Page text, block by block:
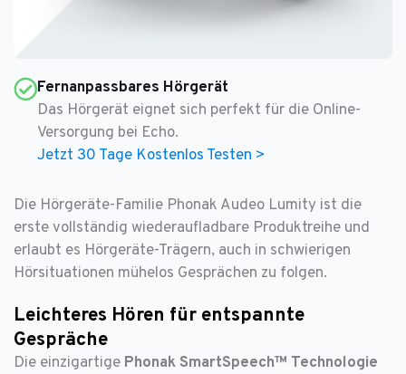
Die Hörgeräte-Familie Phonak Audeo Lumity ist die
erste vollständig wiederaufladbare Produktreihe und
erlaubt es Hörgeräte-Trägern, auch in schwierigen
Hörsituationen mühelos Gesprächen zu folgen.
Leichteres Hören für entspannte
Gespräche
Die einzigartige Phonak SmartSpeech™ Technologie
Fernanpassbares Hörgerät
Das Hörgerät eignet sich perfekt für die Online-
Versorgung bei Echo.
Jetzt 30 Tage Kostenlos Testen >